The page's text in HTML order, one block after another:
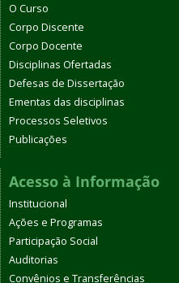
O Curso
Corpo Discente
Corpo Docente
Disciplinas Ofertadas
Defesas de Dissertação
Ementas das disciplinas
Processos Seletivos
Publicações
Acesso à Informação
Institucional
Ações e Programas
Participação Social
Auditorias
Convênios e Transferências